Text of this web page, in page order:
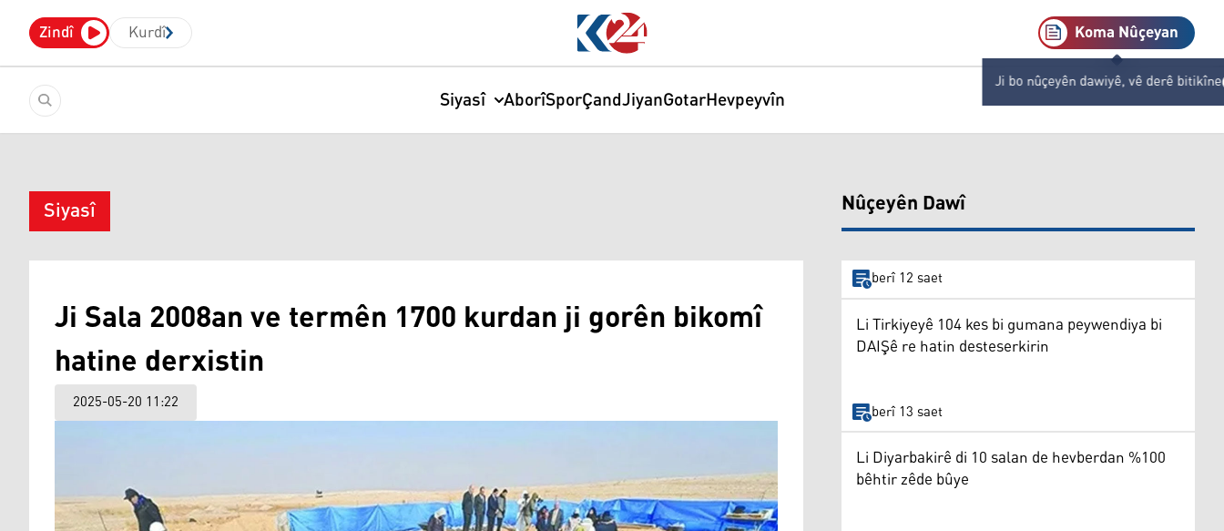
Zindî Kurdî Koma Nûçeyan
Ji bo nûçeyên dawiyê, vê derê bitikîne
Siyasî AborîSporÇandJiyanGotarHevpeyvîn
Siyasî
Ji Sala 2008an ve termên 1700 kurdan ji gorên bikomî
hatine derxistin
2025-05-20 11:22
Nûçeyên Dawî
berî 12 saet
Li Tirkiyeyê 104 kes bi gumana peywendiya bi
DAIŞê re hatin desteserkirin
berî 13 saet
Li Diyarbakirê di 10 salan de hevberdan %100
bêhtir zêde bûye